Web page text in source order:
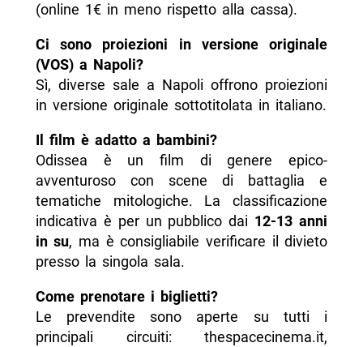
(online 1€ in meno rispetto alla cassa).
Ci sono proiezioni in versione originale
(VOS) a Napoli?
Sì, diverse sale a Napoli offrono proiezioni
in versione originale sottotitolata in italiano.
Il film è adatto a bambini?
Odissea è un film di genere epico-
avventuroso con scene di battaglia e
tematiche mitologiche. La classificazione
indicativa è per un pubblico dai 12-13 anni
in su, ma è consigliabile verificare il divieto
presso la singola sala.
Come prenotare i biglietti?
Le prevendite sono aperte su tutti i
principali circuiti: thespacecinema.it,